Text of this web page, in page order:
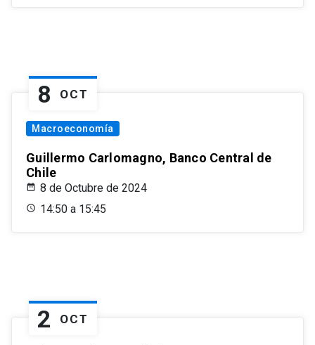
8 OCT
Macroeconomía
Guillermo Carlomagno, Banco Central de
Chile
8 de Octubre de 2024
14:50 a 15:45
2 OCT